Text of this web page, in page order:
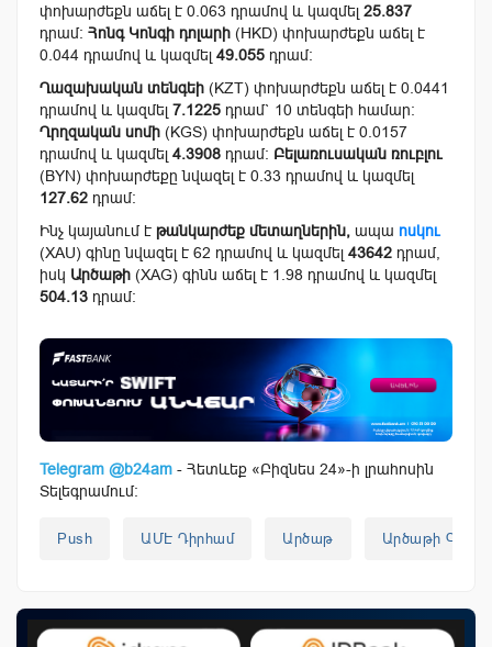
փոխարժեքն աճել է 0.063 դրամով և կազմել 25.837
դրամ: Հոնգ Կոնգի դոլարի (HKD) փոխարժեքն աճել է
0.044 դրամով և կազմել 49.055 դրամ:
Ղազախական տենգեի (KZT) փոխարժեքն աճել է 0.0441
դրամով և կազմել 7.1225 դրամ` 10 տենգեի համար:
Ղրղզական սոմի (KGS) փոխարժեքն աճել է 0.0157
դրամով և կազմել 4.3908 դրամ: Բելառուսական ռուբլու
(BYN) փոխարժեքը նվազել է 0.33 դրամով և կազմել
127.62 դրամ:
Ինչ կայանում է թանկարժեք մետաղներին, ապա ոսկու
(XAU) գինը նվազել է 62 դրամով և կազմել 43642 դրամ,
իսկ Արծաթի (XAG) գինն աճել է 1.98 դրամով և կազմել
504.13 դրամ:
Telegram @b24am - Հետևեք «Բիզնես 24»-ի լրահոսին
Տելեգրամում:
Push ԱՄԷ Դիրհամ Արծաթ Արծաթի Գին